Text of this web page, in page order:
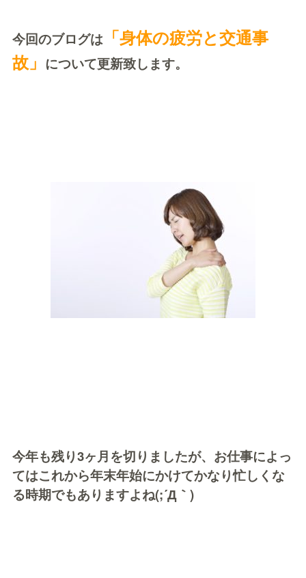
今回のブログは 「身体の疲労と交通事
故」 について更新致します。
今年も残り3ヶ月を切りましたが、お仕事によっ
てはこれから年末年始にかけてかなり忙しくな
る時期でもありますよね(;´Д｀)